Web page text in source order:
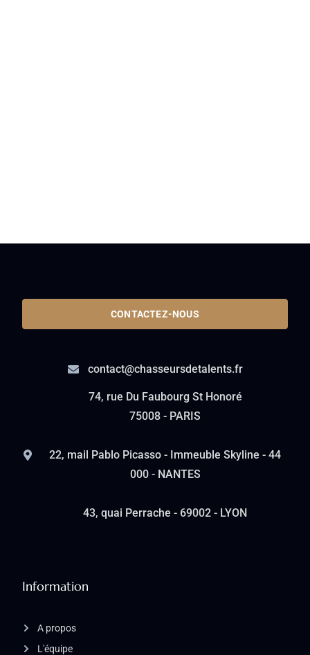
Information
A propos
L'équipe
CONTACTEZ-NOUS
contact@chasseursdetalents.fr
74, rue Du Faubourg St Honoré
75008 - PARIS
22, mail Pablo Picasso - Immeuble Skyline - 44
000 - NANTES
43, quai Perrache - 69002 - LYON